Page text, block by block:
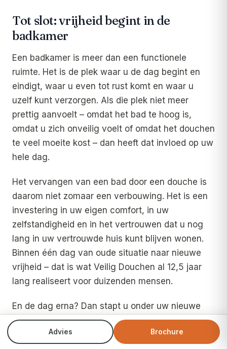
Advies Brochure
Tot slot: vrijheid begint in de
badkamer
Een badkamer is meer dan een functionele
ruimte. Het is de plek waar u de dag begint en
eindigt, waar u even tot rust komt en waar u
uzelf kunt verzorgen. Als die plek niet meer
prettig aanvoelt – omdat het bad te hoog is,
omdat u zich onveilig voelt of omdat het douchen
te veel moeite kost – dan heeft dat invloed op uw
hele dag.
Het vervangen van een bad door een douche is
daarom niet zomaar een verbouwing. Het is een
investering in uw eigen comfort, in uw
zelfstandigheid en in het vertrouwen dat u nog
lang in uw vertrouwde huis kunt blijven wonen.
Binnen één dag van oude situatie naar nieuwe
vrijheid – dat is wat Veilig Douchen al 12,5 jaar
lang realiseert voor duizenden mensen.
En de dag erna? Dan stapt u onder uw nieuwe
regendouche, voelt u het warme water over u
heen stromen en denkt u: dit had ik veel eerder